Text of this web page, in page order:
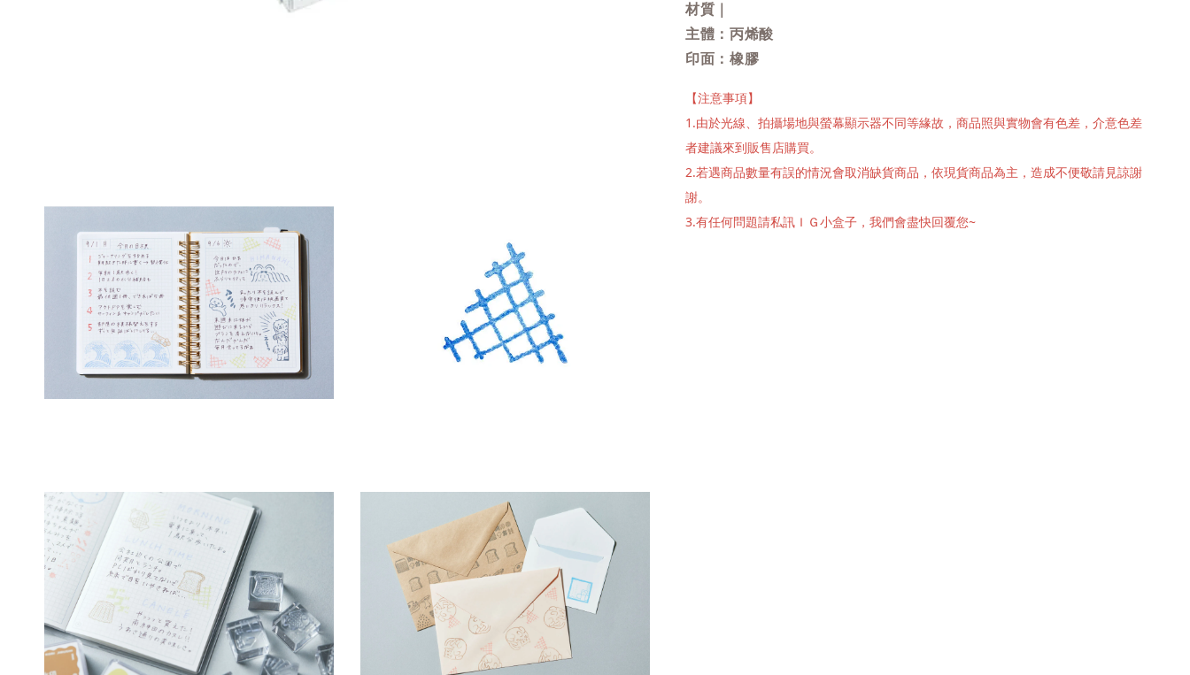
材質｜
主體：丙烯酸
印面：橡膠
【注意事項】
1.由於光線、拍攝場地與螢幕顯示器不同等緣故，商品照與實物會有色差，介意色差
者建議來到販售店購買。
2.若遇商品數量有誤的情況會取消缺貨商品，依現貨商品為主，造成不便敬請見諒謝
謝。
3.有任何問題請私訊ＩＧ小盒子，我們會盡快回覆您~